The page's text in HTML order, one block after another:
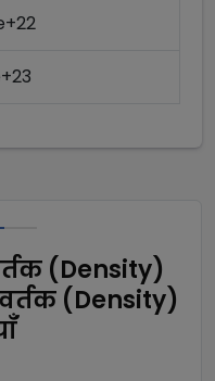
(Density)
(Density)